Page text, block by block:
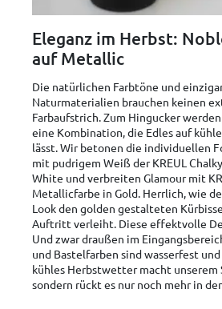
Eleganz im Herbst:
auf Metallic
Die natürlichen Farbtöne und
Naturmaterialien brauchen keinen
Farbaufstrich. Zum Hingucker
eine Kombination, die Edles auf
lässt. Wir betonen die individuellen
mit pudrigem Weiß der KREUL
White und verbreiten Glamour mit
Metallicfarbe in Gold. Herrlich, wie
Look den golden gestalteten
Auftritt verleiht. Diese effektvolle
Und zwar draußen im
und Bastelfarben sind wasserfest
kühles Herbstwetter macht unserem
sondern rückt es nur noch mehr in